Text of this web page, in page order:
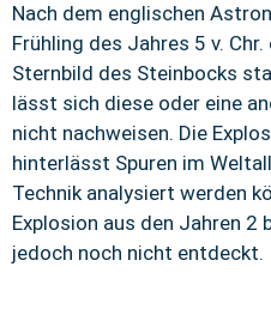
Nach dem englischen
Frühling des Jahres 5 v.
Sternbild des Steinbocks
lässt sich diese oder eine
nicht nachweisen. Die
hinterlässt Spuren im
Technik analysiert werden
Explosion aus den Jahren 2
jedoch noch nicht entdeckt.